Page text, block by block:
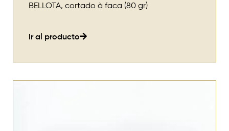
BELLOTA, cortado à faca (80 gr)
Ir al producto